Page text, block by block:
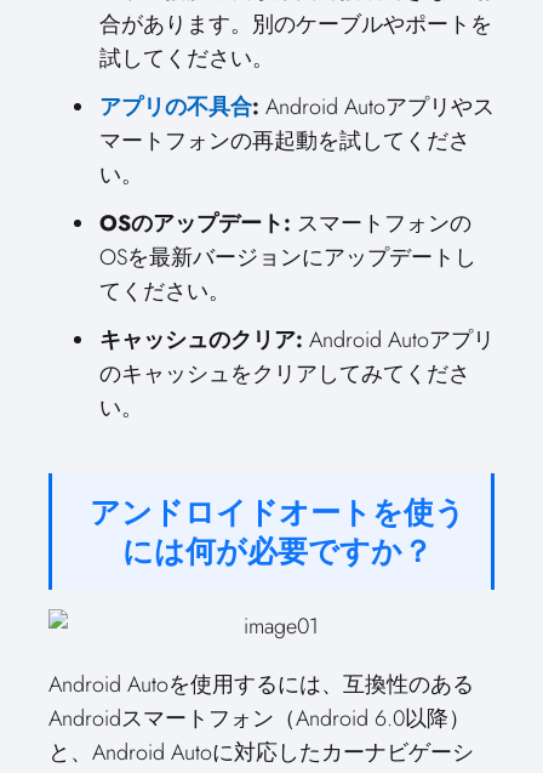
合があります。別のケーブルやポートを
試してください。
アプリの不具合: Android Autoアプリやス
マートフォンの再起動を試してくださ
い。
OSのアップデート: スマートフォンの
OSを最新バージョンにアップデートし
てください。
キャッシュのクリア: Android Autoアプリ
のキャッシュをクリアしてみてくださ
い。
アンドロイドオートを使う
には何が必要ですか？
Android Autoを使用するには、互換性のある
Androidスマートフォン（Android 6.0以降）
と、Android Autoに対応したカーナビゲーシ